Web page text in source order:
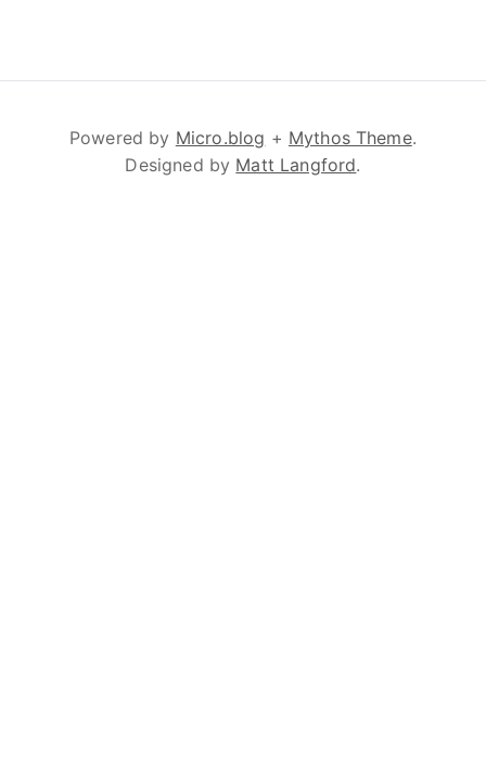
Powered by Micro.blog + Mythos Theme.
Designed by Matt Langford.